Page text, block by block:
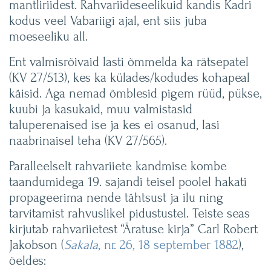
mantliriidest. Rahvariideseelikuid kandis Kadri
kodus veel Vabariigi ajal, ent siis juba
moeseeliku all.
Ent valmisrõivaid lasti õmmelda ka rätsepatel
(KV 27/513), kes ka külades/kodudes kohapeal
käisid. Aga nemad õmblesid pigem rüüd, pükse,
kuubi ja kasukaid, muu valmistasid
taluperenaised ise ja kes ei osanud, lasi
naabrinaisel teha (KV 27/565).
Paralleelselt rahvariiete kandmise kombe
taandumidega 19. sajandi teisel poolel hakati
propageerima nende tähtsust ja ilu ning
tarvitamist rahvuslikel pidustustel. Teiste seas
kirjutab rahvariietest “Äratuse kirja” Carl Robert
Jakobson (Sakala, nr. 26, 18 september 1882),
öeldes: